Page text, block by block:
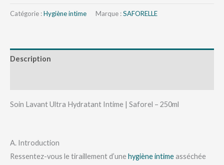
Catégorie :Hygiène intime Marque :SAFORELLE
Description
Soin Lavant Ultra Hydratant Intime | Saforel – 250ml
A. Introduction
Ressentez-vous le tiraillement d’une hygiène intimeasséchée